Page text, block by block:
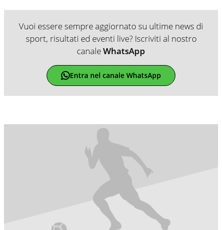
Vuoi essere sempre aggiornato su ultime news di
sport, risultati ed eventi live? Iscriviti al nostro
canaleWhatsApp
Entra nel canale WhatsApp